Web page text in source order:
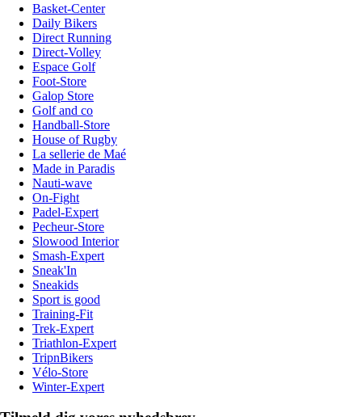
Basket-Center
Daily Bikers
Direct Running
Direct-Volley
Espace Golf
Foot-Store
Galop Store
Golf and co
Handball-Store
House of Rugby
La sellerie de Maé
Made in Paradis
Nauti-wave
On-Fight
Padel-Expert
Pecheur-Store
Slowood Interior
Smash-Expert
Sneak'In
Sneakids
Sport is good
Training-Fit
Trek-Expert
Triathlon-Expert
TripnBikers
Vélo-Store
Winter-Expert